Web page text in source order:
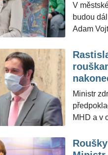
"Lidské
soudy,
nosu,"
V
budou
Adam
vládě v
případů
Původně
by
"Myslím
Ministr
MHD a v
pravidel